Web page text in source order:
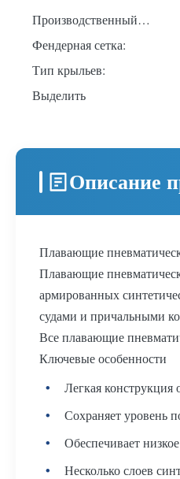
Производственный
стандарт:
Фендерная сетка:
Тип крыльев:
Выделить
Описание
Плавающие
Плавающие
армированных
судами и причальными
Все плавающие
Ключевые особенности
Легкая
Сохраняет уровень
Обеспечивает
Несколько слоев